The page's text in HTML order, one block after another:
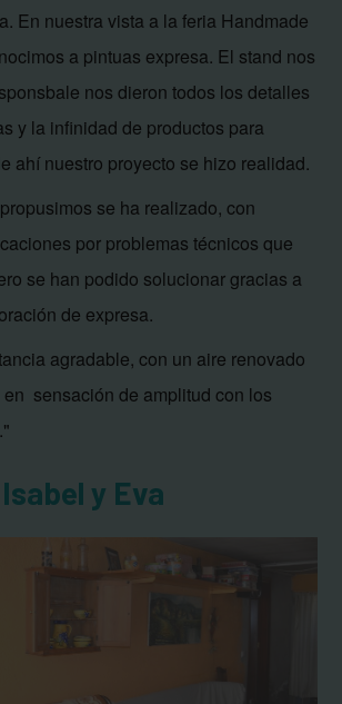
En nuestra vista a la feria Handmade
a pintuas expresa. El stand nos
nos dieron todos los detalles
y la infinidad de productos para
ahí nuestro proyecto se hizo realidad.
se ha realizado, con
por problemas técnicos que
se han podido solucionar gracias a
de expresa.
agradable, con un aire renovado
sensación de amplitud con los
Isabel y Eva